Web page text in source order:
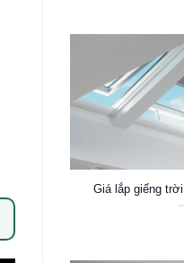
Giá lắp giếng